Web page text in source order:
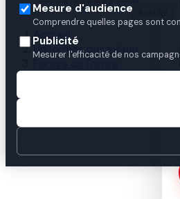
Mesure d'audience
Comprendre quelles pages sont
Publicité
Mesurer l'efficacité de nos
Accueil
Uniformes par métier